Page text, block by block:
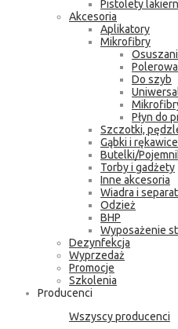
Pistolety
Akcesoria
Aplikatory
Mikrofibry
Do szyb
Płyn do
Szczotki,
Gąbki i
Butelki/
Torby i gadżety
Inne akcesoria
Wiadra i
Odzież
BHP
Wyposażenie
Dezynfekcja
Wyprzedaż
Promocje
Szkolenia
Producenci
Wszyscy producenci